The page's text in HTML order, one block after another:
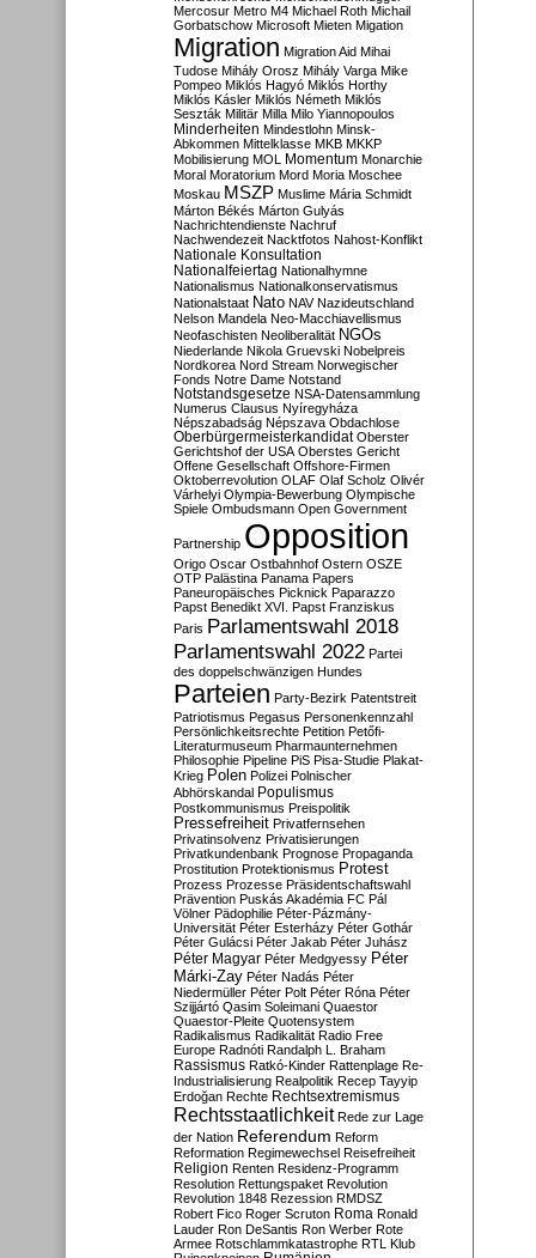
Mercosur Metro M4 Michael Roth Michail
Gorbatschow Microsoft Mieten Migation
Migration Migration Aid Mihai
Tudose Mihály Orosz Mihály Varga Mike
Pompeo Miklós Hagyó Miklós Horthy
Miklós Kásler Miklós Németh Miklós
Seszták Militär Milla Milo Yiannopoulos
Minderheiten Mindestlohn Minsk-
Abkommen Mittelklasse MKB MKKP
Mobilisierung MOL Momentum Monarchie
Moral Moratorium Mord Moria Moschee
Moskau MSZP Muslime Mária Schmidt
Márton Békés Márton Gulyás
Nachrichtendienste Nachruf
Nachwendezeit Nacktfotos Nahost-Konflikt
Nationale Konsultation
Nationalfeiertag Nationalhymne
Nationalismus Nationalkonservatismus
Nationalstaat Nato NAV Nazideutschland
Nelson Mandela Neo-Macchiavellismus
Neofaschisten Neoliberalität NGOs
Niederlande Nikola Gruevski Nobelpreis
Nordkorea Nord Stream Norwegischer
Fonds Notre Dame Notstand
Notstandsgesetze NSA-Datensammlung
Numerus Clausus Nyíregyháza
Népszabadság Népszava Obdachlose
Oberbürgermeisterkandidat Oberster
Gerichtshof der USA Oberstes Gericht
Offene Gesellschaft Offshore-Firmen
Oktoberrevolution OLAF Olaf Scholz Olivér
Várhelyi Olympia-Bewerbung Olympische
Spiele Ombudsmann Open Government
Partnership Opposition
Origo Oscar Ostbahnhof Ostern OSZE
OTP Palästina Panama Papers
Paneuropäisches Picknick Paparazzo
Papst Benedikt XVI. Papst Franziskus
Paris Parlamentswahl 2018
Parlamentswahl 2022 Partei
des doppelschwänzigen Hundes
Parteien Party-Bezirk Patentstreit
Patriotismus Pegasus Personenkennzahl
Persönlichkeitsrechte Petition Petőfi-
Literaturmuseum Pharmaunternehmen
Philosophie Pipeline PiS Pisa-Studie Plakat-
Krieg Polen Polizei Polnischer
Abhörskandal Populismus
Postkommunismus Preispolitik
Pressefreiheit Privatfernsehen
Privatinsolvenz Privatisierungen
Privatkundenbank Prognose Propaganda
Prostitution Protektionismus Protest
Prozess Prozesse Präsidentschaftswahl
Prävention Puskás Akadémia FC Pál
Völner Pädophilie Péter-Pázmány-
Universität Péter Esterházy Péter Gothár
Péter Gulácsi Péter Jakab Péter Juhász
Péter Magyar Péter Medgyessy Péter
Márki-Zay Péter Nadás Péter
Niedermüller Péter Polt Péter Róna Péter
Szijjártó Qasim Soleimani Quaestor
Quaestor-Pleite Quotensystem
Radikalismus Radikalität Radio Free
Europe Radnóti Randalph L. Braham
Rassismus Ratkó-Kinder Rattenplage Re-
Industrialisierung Realpolitik Recep Tayyip
Erdoğan Rechte Rechtsextremismus
Rechtsstaatlichkeit Rede zur Lage
der Nation Referendum Reform
Reformation Regimewechsel Reisefreiheit
Religion Renten Residenz-Programm
Resolution Rettungspaket Revolution
Revolution 1848 Rezession RMDSZ
Robert Fico Roger Scruton Roma Ronald
Lauder Ron DeSantis Ron Werber Rote
Armee Rotschlammkatastrophe RTL Klub